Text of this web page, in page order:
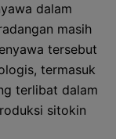
dalam
masih
tersebut
termasuk
terlibat dalam
sitokin